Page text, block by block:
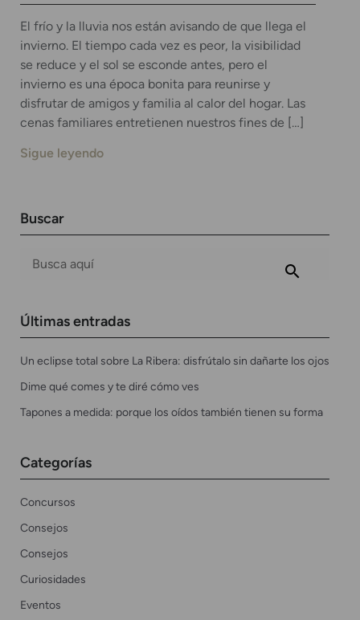
El frío y la lluvia nos están avisando de que llega el
invierno. El tiempo cada vez es peor, la visibilidad
se reduce y el sol se esconde antes, pero el
invierno es una época bonita para reunirse y
disfrutar de amigos y familia al calor del hogar. Las
cenas familiares entretienen nuestros fines de […]
Sigue leyendo
Buscar
Últimas entradas
Un eclipse total sobre La Ribera: disfrútalo sin dañarte los ojos
Dime qué comes y te diré cómo ves
Tapones a medida: porque los oídos también tienen su forma
Categorías
Concursos
Consejos
Consejos
Curiosidades
Eventos